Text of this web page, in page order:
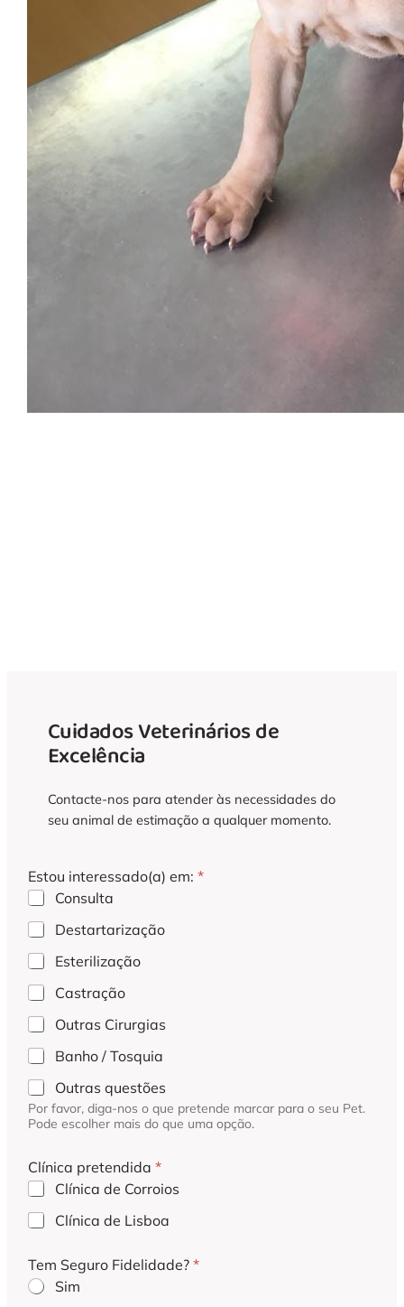
Cuidados Veterinários de
Excelência
Contacte-nos para atender às necessidades do
seu animal de estimação a qualquer momento.
Estou interessado(a) em:*
Consulta
Destartarização
Esterilização
Castração
Outras Cirurgias
Banho / Tosquia
Outras questões
Por favor, diga-nos o que pretende marcar para o seu Pet.
Pode escolher mais do que uma opção.
Clínica pretendida*
Clínica de Corroios
Clínica de Lisboa
Tem Seguro Fidelidade?*
Sim